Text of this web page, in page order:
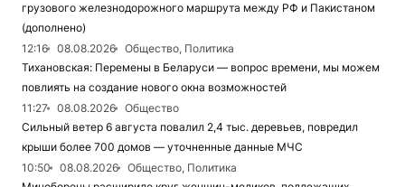
грузового железнодорожного маршрута между РФ и Пакистаном
(дополнено)
12:16
08.08.2026
Общество, Политика
Тихановская: Перемены в Беларуси — вопрос времени, мы можем
повлиять на создание нового окна возможностей
11:27
08.08.2026
Общество
Сильный ветер 6 августа повалил 2,4 тыс. деревьев, повредил
крыши более 700 домов — уточненные данные МЧС
10:50
08.08.2026
Общество, Политика